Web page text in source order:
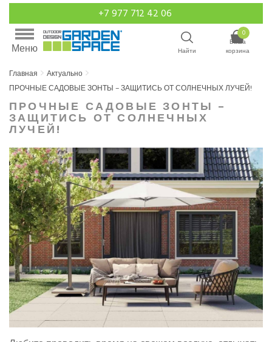
+7 977 712 42 06
Меню Найти
0
Ваша
корзина
Главная
Актуально
ПРОЧНЫЕ САДОВЫЕ ЗОНТЫ – ЗАЩИТИСЬ ОТ СОЛНЕЧНЫХ ЛУЧЕЙ!
ПРОЧНЫЕ САДОВЫЕ ЗОНТЫ –
ЗАЩИТИСЬ ОТ СОЛНЕЧНЫХ
ЛУЧЕЙ!